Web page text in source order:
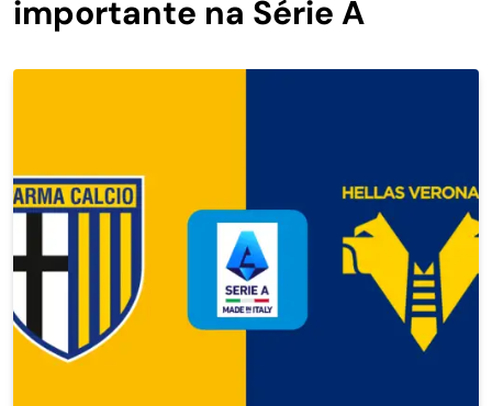
importante na Série A